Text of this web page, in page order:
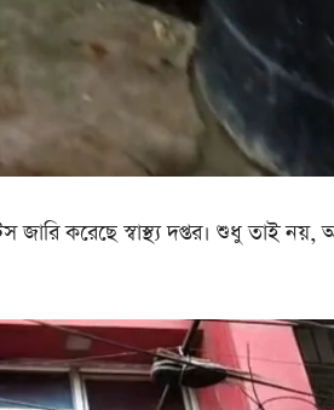
জারি করেছে স্বাস্থ্য দপ্তর। শুধু তাই নয়,